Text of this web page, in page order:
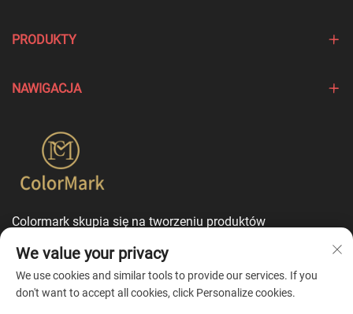
PRODUKTY
NAWIGACJA
Colormark skupia się na tworzeniu produktów
usługi dostosowania w trybie jednego punktu
kontaktowego.
We value your privacy
We use cookies and similar tools to provide our services. If you
don't want to accept all cookies, click Personalize cookies.